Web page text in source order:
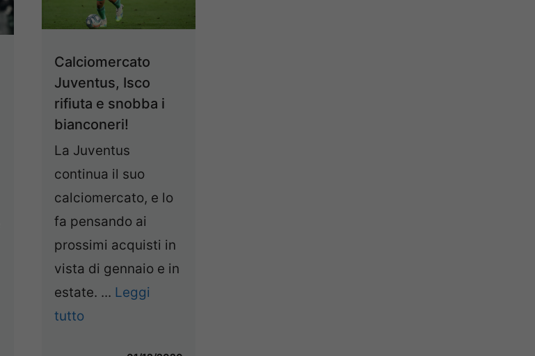
Calciomercato
Juventus, Isco
rifiuta e snobba i
bianconeri!
La Juventus
continua il suo
calciomercato, e lo
fa pensando ai
prossimi acquisti in
vista di gennaio e in
estate. ... Leggi
tutto